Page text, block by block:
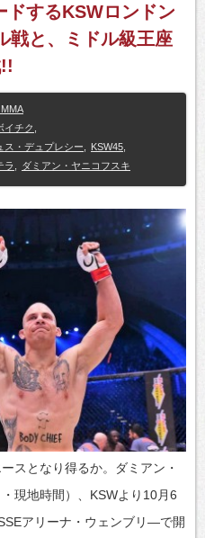
ドするKSWロンドン
戦と、ミドル級王座
イチク
ス・デュプレシー KSW45
ラ ダミアン・ヤニコフスキ
スとなり得るか。ダミアン・
現地時間）、KSWより10月6
アリーナ・ウェンブリ―で開